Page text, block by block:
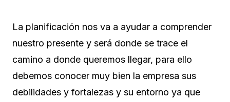
La planificación nos va a ayudar a comprender
nuestro presente y será donde se trace el
camino a donde queremos llegar, para ello
debemos conocer muy bien la empresa sus
debilidades y fortalezas y su entorno ya que